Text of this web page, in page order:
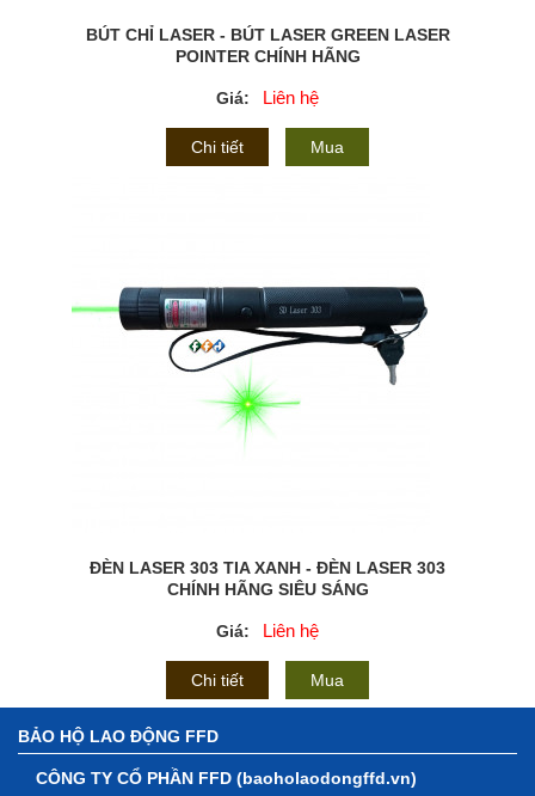
BÚT CHỈ LASER - BÚT LASER GREEN LASER
POINTER CHÍNH HÃNG
Giá: Liên hệ
Chi tiết Mua
ĐÈN LASER 303 TIA XANH - ĐÈN LASER 303
CHÍNH HÃNG SIÊU SÁNG
Giá: Liên hệ
Chi tiết Mua
BẢO HỘ LAO ĐỘNG FFD
CÔNG TY CỔ PHẦN FFD (baoholaodongffd.vn)